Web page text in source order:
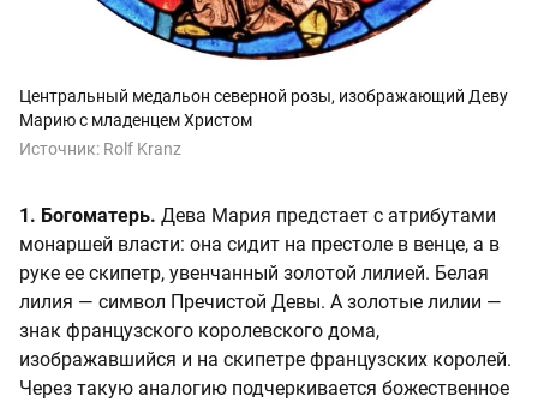
Центральный медальон северной розы, изображающий Деву
Марию с младенцем Христом
Источник: Rolf Kranz
1. Богоматерь. Дева Мария предстает с атрибутами
монаршей власти: она сидит на престоле в венце, а в
руке ее скипетр, увенчанный золотой лилией. Белая
лилия — символ Пречистой Девы. А золотые лилии —
знак французского королевского дома,
изображавшийся и на скипетре французских королей.
Через такую аналогию подчеркивается божественное